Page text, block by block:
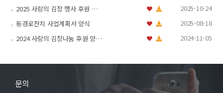
2025 사랑의 김장 행사 후원 …
2025-10-24
동경로잔치 사업계획서 양식
2025-08-18
2024 사랑의 김장나눔 후원 양…
2024-11-05
문의